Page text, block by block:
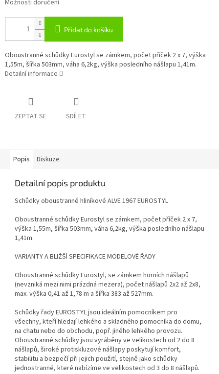
Možnosti doručení
Přidat do košíku
Oboustranné schůdky Eurostyl se zámkem, počet příček 2 x 7, výška
1,55m, šířka 503mm, váha 6,2kg, výška posledního nášlapu 1,41m.
Detailní informace
ZEPTAT SE SDÍLET
Popis Diskuze
Detailní popis produktu
Schůdky oboustranné hliníkové ALVE 1967 EUROSTYL
Oboustranné schůdky Eurostyl se zámkem, počet příček 2 x 7,
výška 1,55m, šířka 503mm, váha 6,2kg, výška posledního nášlapu
1,41m.
VARIANTY A BLIŽŠÍ SPECIFIKACE MODELOVÉ ŘADY
Oboustranné schůdky Eurostyl, se zámkem horních nášlapů
(nevzniká mezi nimi prázdná mezera), počet nášlapů 2x2 až 2x8,
max. výška 0,41 až 1,78 m a šířka 383 až 527mm.
Schůdky řady EUROSTYL jsou ideálním pomocníkem pro
všechny, kteří hledají lehkého a skladného pomocníka do domu,
na chatu nebo do obchodu, popř. jiného lehkého provozu.
Oboustranné schůdky jsou vyráběny ve velikostech od 2 do 8
nášlapů, široké protiskluzové nášlapy poskytují komfort,
stabilitu a bezpečí při jejich použití, stejně jako schůdky
jednostranné, které nabízíme ve velikostech od 3 do 8 nášlapů.